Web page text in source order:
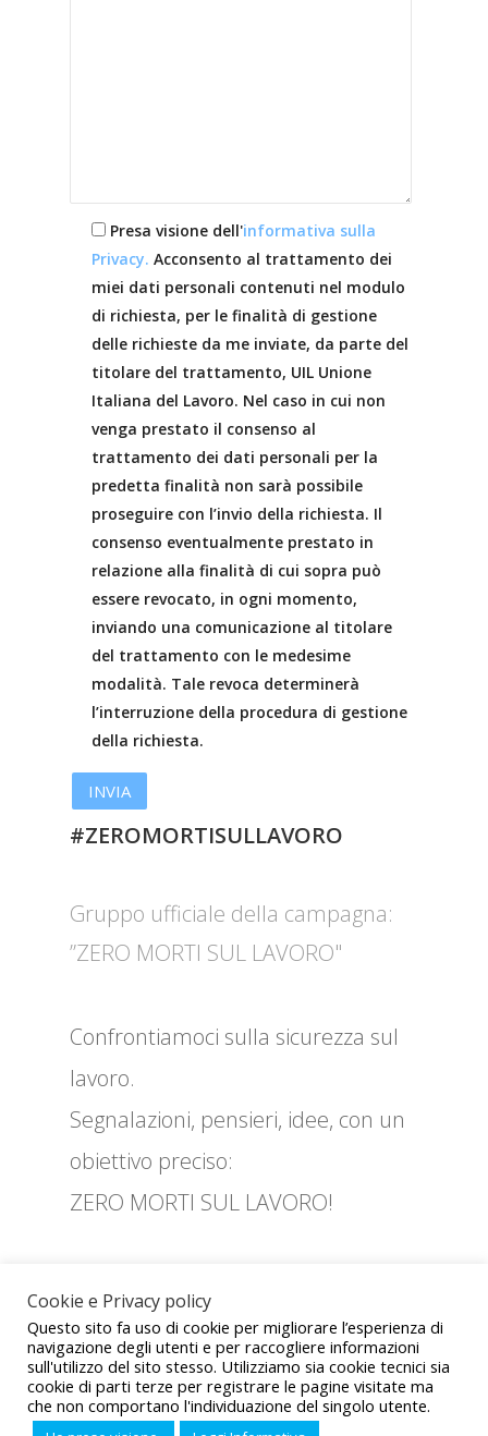
Presa visione dell'informativa sulla
Privacy. Acconsento al trattamento dei
miei dati personali contenuti nel modulo
di richiesta, per le finalità di gestione
delle richieste da me inviate, da parte del
titolare del trattamento, UIL Unione
Italiana del Lavoro. Nel caso in cui non
venga prestato il consenso al
trattamento dei dati personali per la
predetta finalità non sarà possibile
proseguire con l’invio della richiesta. Il
consenso eventualmente prestato in
relazione alla finalità di cui sopra può
essere revocato, in ogni momento,
inviando una comunicazione al titolare
del trattamento con le medesime
modalità. Tale revoca determinerà
l’interruzione della procedura di gestione
della richiesta.
#ZEROMORTISULLAVORO
Gruppo ufficiale della campagna:
”ZERO MORTI SUL LAVORO"
Confrontiamoci sulla sicurezza sul
lavoro.
Segnalazioni, pensieri, idee, con un
obiettivo preciso:
ZERO MORTI SUL LAVORO!
ZE
RO
MO
Sito realizzato da CED UIL © 2021 - Tutti i diritti sono riservati -
Cookie e Privacy policy
Questo sito fa uso di cookie per migliorare l’esperienza di
navigazione degli utenti e per raccogliere informazioni
sull'utilizzo del sito stesso. Utilizziamo sia cookie tecnici sia
cookie di parti terze per registrare le pagine visitate ma
che non comportano l'individuazione del singolo utente.